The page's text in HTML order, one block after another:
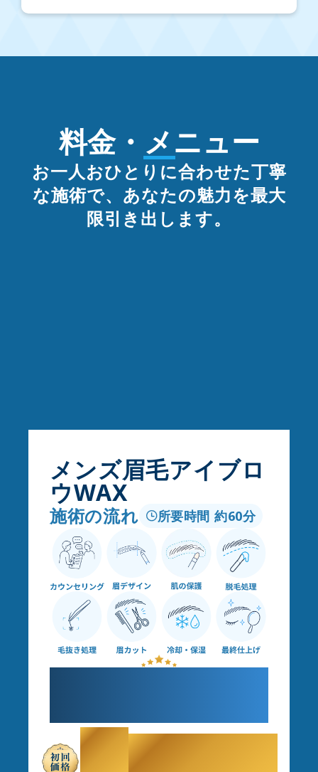
料金・メニュー
お一人おひとりに合わせた丁寧
な施術で、あなたの魅力を最大
限引き出します。
メンズ眉毛アイブロ
ウWAX
施術の流れ 所要時間 約60分